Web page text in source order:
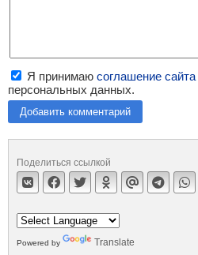
Я принимаю соглашение сайта
персональных данных.
Добавить комментарий
Поделиться ссылкой
Powered by Translate